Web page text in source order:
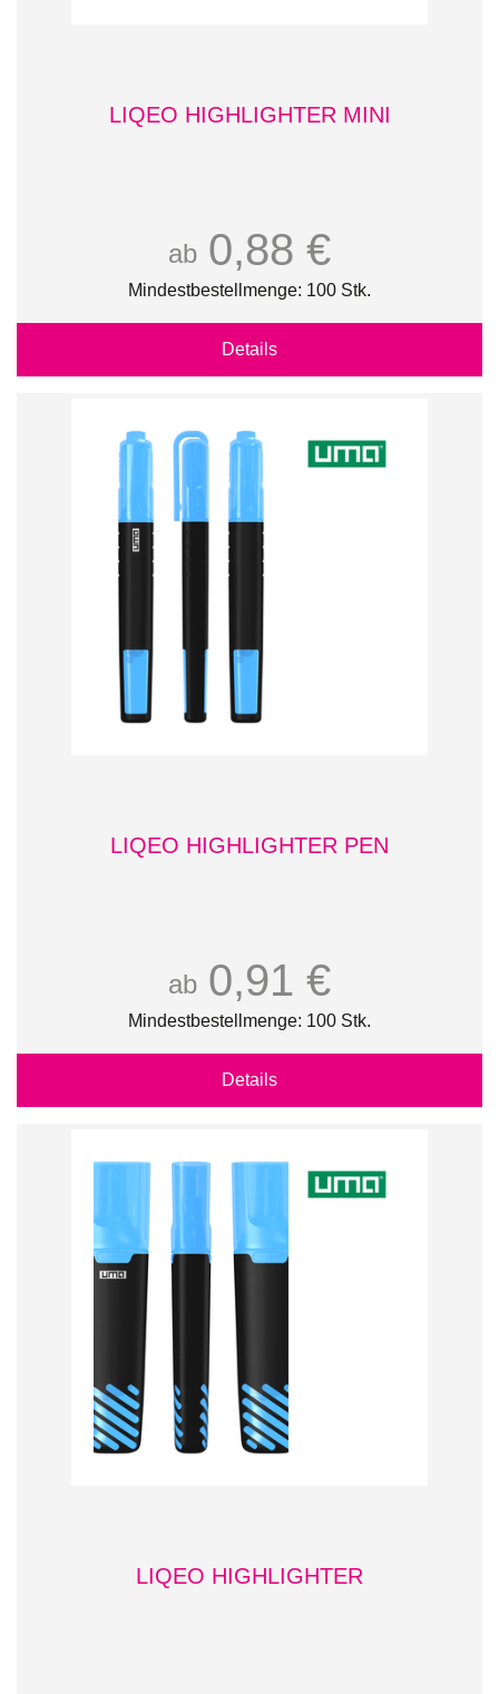
LIQEO HIGHLIGHTER MINI
ab 0,88 €
Mindestbestellmenge: 100 Stk.
Details
LIQEO HIGHLIGHTER PEN
ab 0,91 €
Mindestbestellmenge: 100 Stk.
Details
LIQEO HIGHLIGHTER